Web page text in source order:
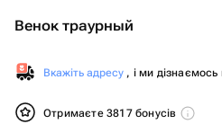
Венок траурный
Вкажіть адресу , і ми дізнаємось
Отримаєте 3817 бонусів